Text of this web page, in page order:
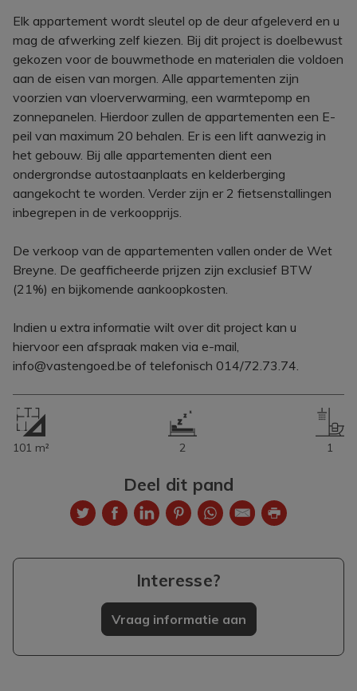
Elk appartement wordt sleutel op de deur afgeleverd en u
mag de afwerking zelf kiezen. Bij dit project is doelbewust
gekozen voor de bouwmethode en materialen die voldoen
aan de eisen van morgen. Alle appartementen zijn
voorzien van vloerverwarming, een warmtepomp en
zonnepanelen. Hierdoor zullen de appartementen een E-
peil van maximum 20 behalen. Er is een lift aanwezig in
het gebouw. Bij alle appartementen dient een
ondergrondse autostaanplaats en kelderberging
aangekocht te worden. Verder zijn er 2 fietsenstallingen
inbegrepen in de verkoopprijs.
De verkoop van de appartementen vallen onder de Wet
Breyne. De geafficheerde prijzen zijn exclusief BTW
(21%) en bijkomende aankoopkosten.
Indien u extra informatie wilt over dit project kan u
hiervoor een afspraak maken via e-mail,
info@vastengoed.be of telefonisch 014/72.73.74.
101 m² 2 1
Deel dit pand
Interesse?
Vraag informatie aan